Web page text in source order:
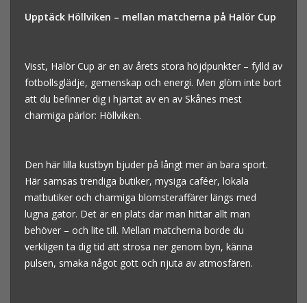
Upptäck Höllviken – mellan matcherna på Halör Cup
Visst, Halör Cup är en av årets stora höjdpunkter – fylld av
fotbollsglädje, gemenskap och energi. Men glöm inte bort
att du befinner dig i hjärtat av en av Skånes mest
charmiga pärlor: Höllviken.
Den här lilla kustbyn bjuder på långt mer än bara sport.
Här samsas trendiga butiker, mysiga caféer, lokala
matbutiker och charmiga blomsteraffärer längs med
lugna gator. Det är en plats där man hittar allt man
behöver – och lite till. Mellan matcherna borde du
verkligen ta dig tid att strosa ner genom byn, känna
pulsen, smaka något gott och njuta av atmosfären.